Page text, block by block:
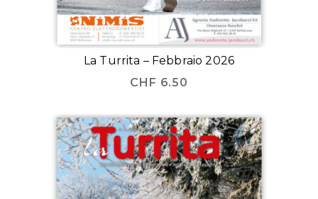
La Turrita – Febbraio 2026
CHF 6.50